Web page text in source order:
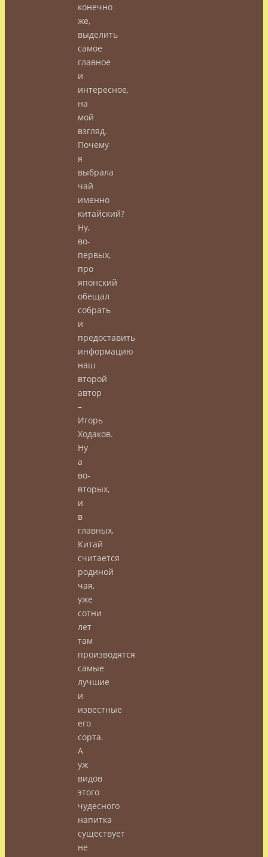
конечно
же,
выделить
самое
главное
и
интересное,
на
мой
взгляд.
Почему
я
выбрала
чай
именно
китайский?
Ну,
во-
первых,
про
японский
обещал
собрать
и
предоставить
информацию
наш
второй
автор
–
Игорь
Ходаков.
Ну
а
во-
вторых,
и
в
главных,
Китай
считается
родиной
чая,
уже
сотни
лет
там
производятся
самые
лучшие
и
известные
его
сорта.
А
уж
видов
этого
чудесного
напитка
существует
не